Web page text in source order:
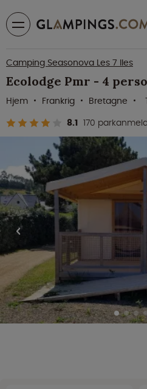
Camping Seasonova Les 7 Iles
Ecolodge Pmr - 4
8.1 170
Hjem Frankrig Bretagne